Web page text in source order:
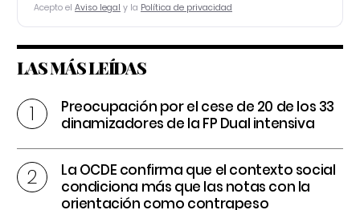
Acepto el Aviso legal y la Política de privacidad
LAS MÁS LEÍDAS
Preocupación por el cese de 20 de los 33
dinamizadores de la FP Dual intensiva
La OCDE confirma que el contexto social
condiciona más que las notas con la
orientación como contrapeso